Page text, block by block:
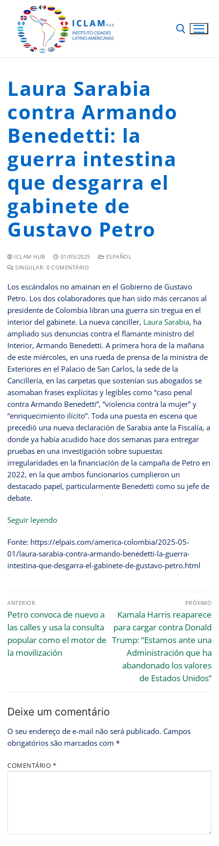
Laura Sarabia
contra Armando
Benedetti: la
guerra intestina
que desgarra el
gabinete de
Gustavo Petro
ICLAM HUB 01/05/2025
ESPAÑOL
SINGULAR: 0 COMENTÁRIO
Los escándalos no amainan en el Gobierno de Gustavo
Petro. Los dos colaboradores que han sido más cercanos al
presidente de Colombia libran una guerra sin tregua en el
interior del gabinete. La nueva canciller, Laura Sarabia, ha
ampliado sus denuncias contra el flamante ministro del
Interior, Armando Benedetti. A primera hora de la mañana
de este miércoles, en una rueda de prensa de la ministra de
Exteriores en el Palacio de San Carlos, la sede de la
Cancillería, en las carpetas que sostenían sus abogados se
asomaban frases explícitas y legibles como “caso penal
contra Armando Benedetti”, “violencia contra la mujer” y
“enriquecimiento ilícito”. Toda una puesta en escena que
precedió una nueva declaración de Sarabia ante la Fiscalía, a
donde ya había acudido hace dos semanas para entregar
pruebas en una investigación sobre supuestas
irregularidades en la financiación de la campaña de Petro en
2022, en la que ambos funcionarios cumplieron un
destacado papel, particularmente Benedetti como su jefe de
debate.
Seguir leyendo
Fonte: https://elpais.com/america-colombia/2025-05-
01/laura-sarabia-contra-armando-benedetti-la-guerra-
intestina-que-desgarra-el-gabinete-de-gustavo-petro.html
ANTERIOR
Petro convoca de nuevo a
las calles y usa la consulta
popular como el motor de
la movilización
PRÓXIMO
Kamala Harris reaparece
para cargar contra Donald
Trump: “Estamos ante una
Administración que ha
abandonado los valores
de Estados Unidos”
Deixe um comentário
O seu endereço de e-mail não será publicado. Campos
obrigatórios são marcados com *
COMENTÁRIO *